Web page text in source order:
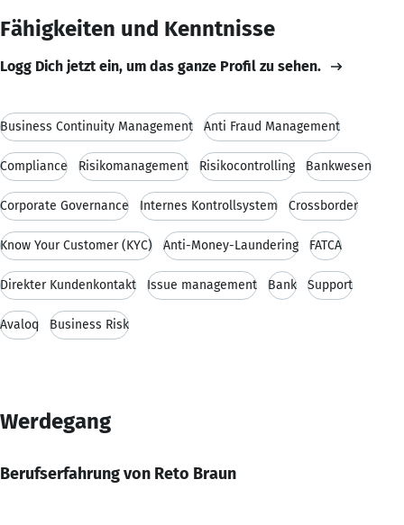
Fähigkeiten und Kenntnisse
Logg Dich jetzt ein, um das ganze Profil zu sehen.
Business Continuity Management Anti Fraud Management
Compliance Risikomanagement Risikocontrolling Bankwesen
Corporate Governance Internes Kontrollsystem Crossborder
Know Your Customer (KYC) Anti-Money-Laundering FATCA
Direkter Kundenkontakt Issue management Bank Support
Avaloq Business Risk
Werdegang
Berufserfahrung von Reto Braun